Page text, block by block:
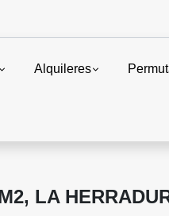
Alquileres
LA